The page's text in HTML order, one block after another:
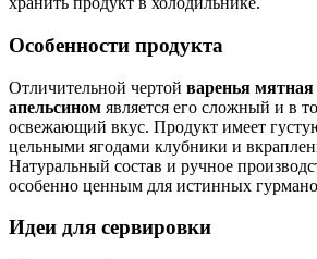
Особенности продукта
Отличительной чертой варенья
апельсином является его сложный и в
освежающий вкус. Продукт имеет
цельными ягодами клубники и
Натуральный состав и ручное
особенно ценным для истинных
Идеи для сервировки